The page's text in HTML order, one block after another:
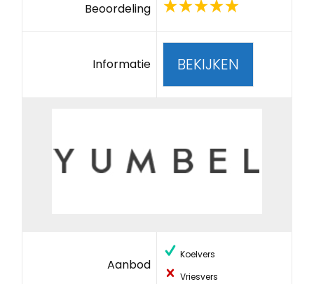
Beoordeling
Informatie BEKIJKEN
Aanbod
Koelvers
Vriesvers